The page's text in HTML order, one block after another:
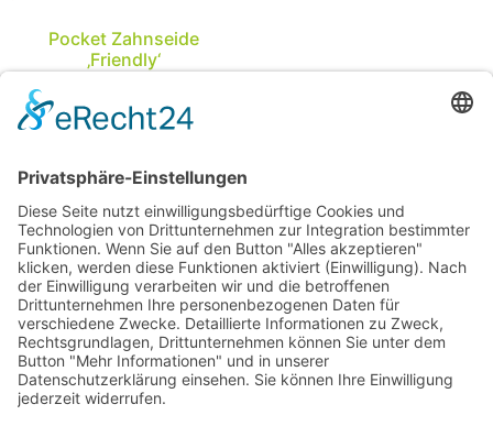
Pocket Zahnseide
‚Friendly‘
bedruckt
Optionen wählen
Shop Lieferbedingungen AGB
E-Mail